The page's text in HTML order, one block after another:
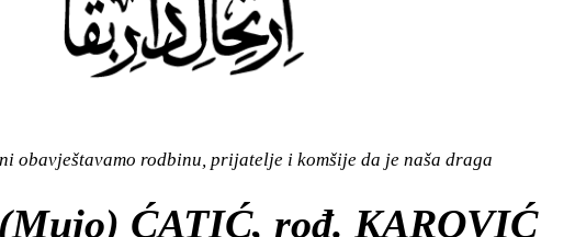
obavještavamo rodbinu, prijatelje i komšije da je naša draga
ĆATIĆ, rođ. KAROVIĆ